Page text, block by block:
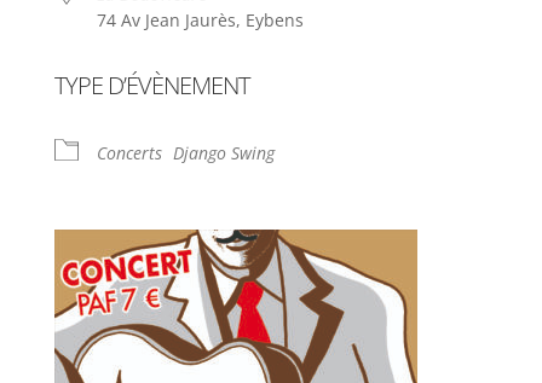
74 Av Jean Jaurès, Eybens
TYPE D’ÉVÈNEMENT
Concerts Django Swing